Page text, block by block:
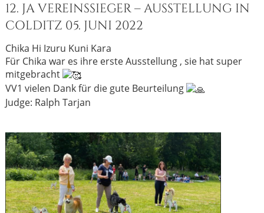
12. JA VEREINSSIEGER – AUSSTELLUNG IN
COLDITZ 05. JUNI 2022
Chika Hi Izuru Kuni Kara
Für Chika war es ihre erste Ausstellung , sie hat super
mitgebracht
VV1 vielen Dank für die gute Beurteilung
Judge: Ralph Tarjan